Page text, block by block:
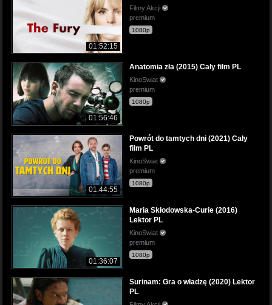
01:52:15
Filmy Akcji
premium
1080p
01:56:46
Anatomia zła (2015) Cały film PL
KinoSwiat
premium
1080p
01:44:55
Powrót do tamtych dni (2021) Cały
film PL
KinoSwiat
premium
1080p
01:36:07
Maria Skłodowska-Curie (2016)
Lektor PL
KinoSwiat
premium
1080p
Surinam: Gra o władzę (2020) Lektor
PL